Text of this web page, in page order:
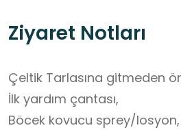
Ziyaret Notları
Çeltik Tarlasına gitmeden
İlk yardım çantası,
Böcek kovucu sprey/losyon,